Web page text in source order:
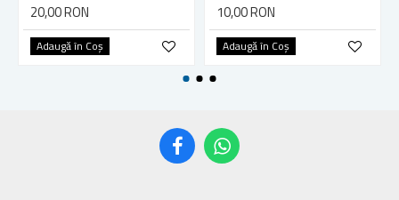
20,00 RON
Adaugă în Coş
10,00 RON
Adaugă în Coş